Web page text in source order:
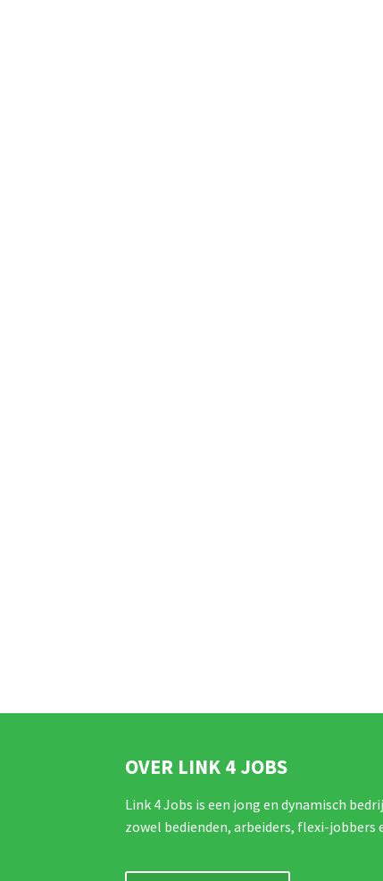
OVER LINK 4 JOBS
Link 4 Jobs is een jong en dynamisch
zowel bedienden, arbeiders, flexi-